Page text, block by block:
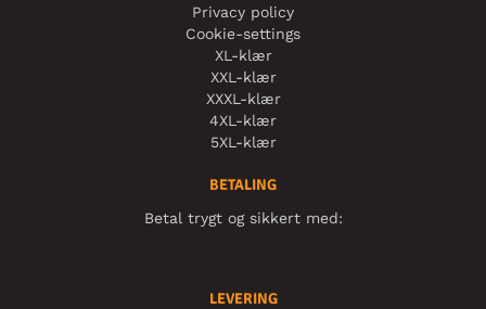
Privacy policy
Cookie-settings
XL-klær
XXL-klær
XXXL-klær
4XL-klær
5XL-klær
BETALING
Betal trygt og sikkert med:
LEVERING